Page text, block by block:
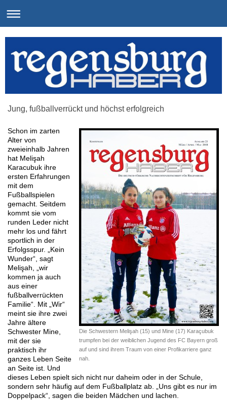
Jung, fußballverrückt und höchst erfolgreich
Die Schwestern Melişah (15) und Mine (17) Karaçubuk
trumpfen bei der weiblichen Jugend des FC Bayern groß
auf und sind ihrem Traum von einer Profikarriere ganz
nah.
Schon im zarten
Alter von
zweieinhalb Jahren
hat Melişah
Karacubuk ihre
ersten Erfahrungen
mit dem
Fußballspielen
gemacht. Seitdem
kommt sie vom
runden Leder nicht
mehr los und fährt
sportlich in der
Erfolgsspur. „Kein
Wunder“, sagt
Melişah, „wir
kommen ja auch
aus einer
fußballverrückten
Familie“. Mit „Wir“
meint sie ihre zwei
Jahre ältere
Schwester Mine,
mit der sie
praktisch ihr
ganzes Leben Seite
an Seite ist. Und
dieses Leben spielt sich nicht nur daheim oder in der Schule,
sondern sehr häufig auf dem Fußballplatz ab. „Uns gibt es nur im
Doppelpack“, sagen die beiden Mädchen und lachen.